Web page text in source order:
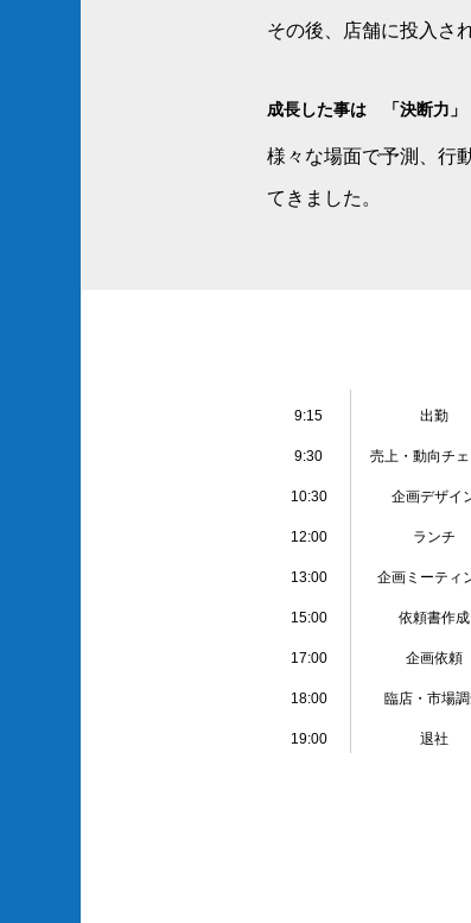
その後、店舗に投入さ
成長した事は 「決断力」
様々な場面で予測、行
てきました。
9:15 出勤
9:30 売上・動向チェ
10:30 企画デザイ
12:00 ランチ
13:00 企画ミーティ
15:00 依頼書作成
17:00 企画依頼
18:00 臨店・市場
19:00 退社